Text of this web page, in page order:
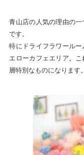
青山店の人気の理由の
です。
特にドライフラワール
エローカフェエリア。
層特別なものになります。